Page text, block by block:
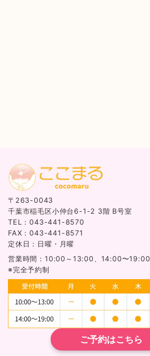
〒263-0043
千葉市稲毛区小仲台6-1-2 3階 B号室
TEL：043-441-8570
FAX：043-441-8571
定休日：日曜・月曜
営業時間：10:00～13:00、14:00〜19:00
※完全予約制
ご予約はこちら